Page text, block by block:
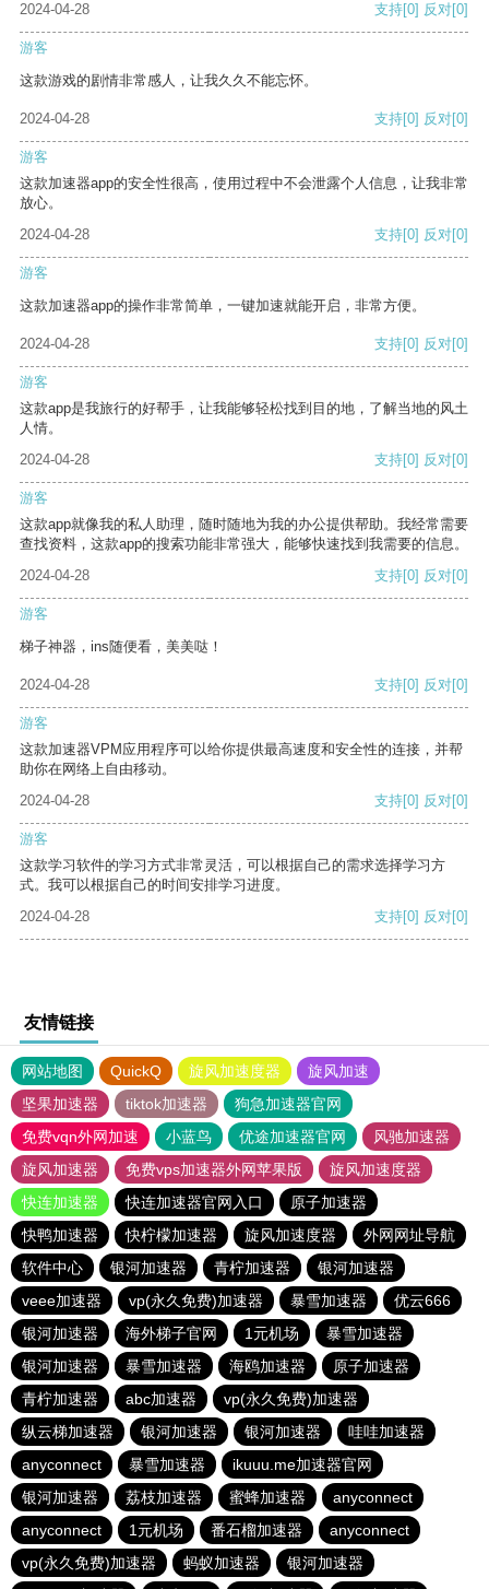
2024-04-28 支持[0] 反对[0]
游客
这款游戏的剧情非常感人，让我久久不能忘怀。
2024-04-28 支持[0] 反对[0]
游客
这款加速器app的安全性很高，使用过程中不会泄露个人信息，让我非常
放心。
2024-04-28
支持[0] 反对[0]
游客
这款加速器app的操作非常简单，一键加速就能开启，非常方便。
2024-04-28 支持[0] 反对[0]
游客
这款app是我旅行的好帮手，让我能够轻松找到目的地，了解当地的风土
人情。
2024-04-28
支持[0] 反对[0]
游客
这款app就像我的私人助理，随时随地为我的办公提供帮助。我经常需要
查找资料，这款app的搜索功能非常强大，能够快速找到我需要的信息。
2024-04-28
支持[0] 反对[0]
游客
梯子神器，ins随便看，美美哒！
2024-04-28 支持[0] 反对[0]
游客
这款加速器VPM应用程序可以给你提供最高速度和安全性的连接，并帮
助你在网络上自由移动。
2024-04-28
支持[0] 反对[0]
游客
这款学习软件的学习方式非常灵活，可以根据自己的需求选择学习方
式。我可以根据自己的时间安排学习进度。
2024-04-28
支持[0] 反对[0]
友情链接
网站地图 QuickQ 旋风加速度器
旋风加速
坚果加速器
tiktok加速器
狗急加速器官网
免费vqn外网加速
小蓝鸟 优途加速器官网
风驰加速器
旋风加速器
免费vps加速器外网苹果版
旋风加速度器
快连加速器
快连加速器官网入口
原子加速器
快鸭加速器
快柠檬加速器 旋风加速度器
外网网址导航
软件中心
银河加速器 青柠加速器
银河加速器
veee加速器
vp(永久免费)加速器 暴雪加速器
优云666
银河加速器
海外梯子官网 1元机场
暴雪加速器
银河加速器
暴雪加速器 海鸥加速器
原子加速器
青柠加速器
abc加速器
vp(永久免费)加速器
纵云梯加速器
银河加速器 银河加速器
哇哇加速器
anyconnect
暴雪加速器
ikuuu.me加速器官网
银河加速器
荔枝加速器 蜜蜂加速器
anyconnect
anyconnect
1元机场 番石榴加速器
anyconnect
vp(永久免费)加速器
蚂蚁加速器
银河加速器